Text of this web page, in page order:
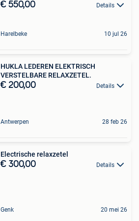
€ 550,00 Details
Harelbeke 10 jul 26
HUKLA LEDEREN ELEKTRISCH
VERSTELBARE RELAXZETEL.
€ 200,00 Details
Antwerpen 28 feb 26
Electrische relaxzetel
€ 300,00 Details
Genk 20 mei 26